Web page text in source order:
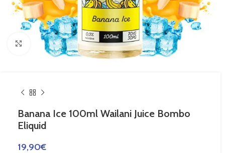
Haga Click para agrandar
Banana Ice 100ml Wailani Juice Bombo
Eliquid
19,90€